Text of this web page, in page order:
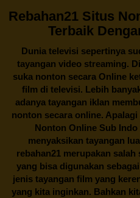
Rebahan21 Situs
Terbaik
Dunia televisi sepertinya
tayangan video streaming.
suka nonton secara Online
film di televisi. Lebih
adanya tayangan iklan
nonton secara online.
Nonton Online Sub
menyaksikan tayangan
rebahan21 merupakan
yang bisa digunakan
jenis tayangan film yang
yang kita inginkan. Bahkan